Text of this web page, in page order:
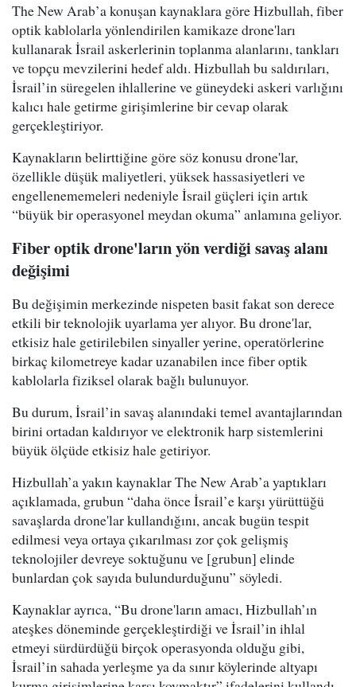
The New Arab’a konuşan kaynaklara göre Hizbullah, fiber
optik kablolarla yönlendirilen kamikaze drone'ları
kullanarak İsrail askerlerinin toplanma alanlarını, tankları
ve topçu mevzilerini hedef aldı. Hizbullah bu saldırıları,
İsrail’in süregelen ihlallerine ve güneydeki askeri varlığını
kalıcı hale getirme girişimlerine bir cevap olarak
gerçekleştiriyor.
Kaynakların belirttiğine göre söz konusu drone'lar,
özellikle düşük maliyetleri, yüksek hassasiyetleri ve
engellenememeleri nedeniyle İsrail güçleri için artık
“büyük bir operasyonel meydan okuma” anlamına geliyor.
Fiber optik drone'ların yön verdiği savaş alanı
değişimi
Bu değişimin merkezinde nispeten basit fakat son derece
etkili bir teknolojik uyarlama yer alıyor. Bu drone'lar,
etkisiz hale getirilebilen sinyaller yerine, operatörlerine
birkaç kilometreye kadar uzanabilen ince fiber optik
kablolarla fiziksel olarak bağlı bulunuyor.
Bu durum, İsrail’in savaş alanındaki temel avantajlarından
birini ortadan kaldırıyor ve elektronik harp sistemlerini
büyük ölçüde etkisiz hale getiriyor.
Hizbullah’a yakın kaynaklar The New Arab’a yaptıkları
açıklamada, grubun “daha önce İsrail’e karşı yürüttüğü
savaşlarda drone'lar kullandığını, ancak bugün tespit
edilmesi veya ortaya çıkarılması zor çok gelişmiş
teknolojiler devreye soktuğunu ve [grubun] elinde
bunlardan çok sayıda bulundurduğunu” söyledi.
Kaynaklar ayrıca, “Bu drone'ların amacı, Hizbullah’ın
ateşkes döneminde gerçekleştirdiği ve İsrail’in ihlal
etmeyi sürdürdüğü birçok operasyonda olduğu gibi,
İsrail’in sahada yerleşme ya da sınır köylerinde altyapı